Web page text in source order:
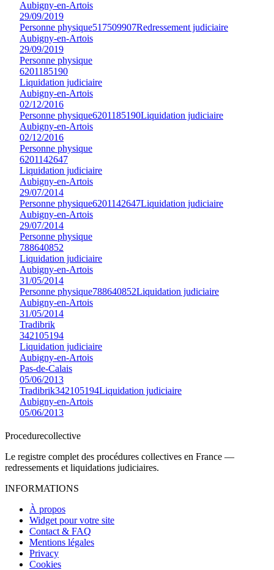
Aubigny-en-Artois
29/09/2019
Personne physique517509907Redressement judiciaire
Aubigny-en-Artois
29/09/2019
Personne physique
6201185190
Liquidation judiciaire
Aubigny-en-Artois
02/12/2016
Personne physique6201185190Liquidation judiciaire
Aubigny-en-Artois
02/12/2016
Personne physique
6201142647
Liquidation judiciaire
Aubigny-en-Artois
29/07/2014
Personne physique6201142647Liquidation judiciaire
Aubigny-en-Artois
29/07/2014
Personne physique
788640852
Liquidation judiciaire
Aubigny-en-Artois
31/05/2014
Personne physique788640852Liquidation judiciaire
Aubigny-en-Artois
31/05/2014
Tradibrik
342105194
Liquidation judiciaire
Aubigny-en-Artois
Pas-de-Calais
05/06/2013
Tradibrik342105194Liquidation judiciaire
Aubigny-en-Artois
05/06/2013
Procedurecollective
Le registre complet des procédures collectives en France —
redressements et liquidations judiciaires.
INFORMATIONS
À propos
Widget pour votre site
Contact & FAQ
Mentions légales
Privacy
Cookies